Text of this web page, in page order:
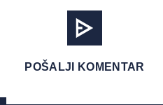
POŠALJI KOMENTAR